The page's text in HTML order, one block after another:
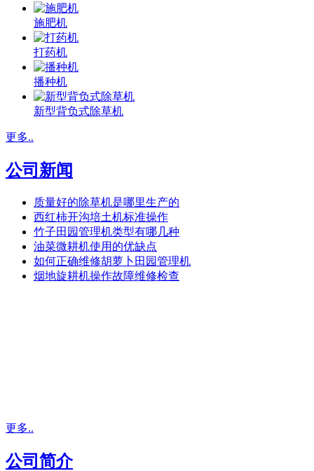
施肥机
打药机
播种机
新型背负式除草机
更多..
公司新闻
质量好的除草机是哪里生产的
西红柿开沟培土机标准操作
竹子田园管理机类型有哪几种
油菜微耕机使用的优缺点
如何正确维修胡萝卜田园管理机
烟地旋耕机操作故障维修检查
更多..
公司简介